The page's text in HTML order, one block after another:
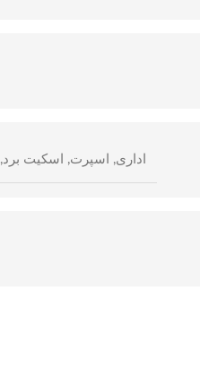
اداری, اسپرت, اسکیت برد ,